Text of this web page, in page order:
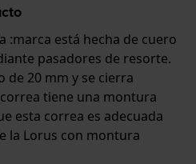
:marca está hecha de cuero
pasadores de resorte.
de 20 mm y se cierra
tiene una montura
esta correa es adecuada
la Lorus con montura